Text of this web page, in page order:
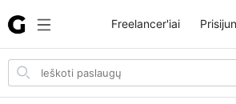
Search
items
Freelancer'iai